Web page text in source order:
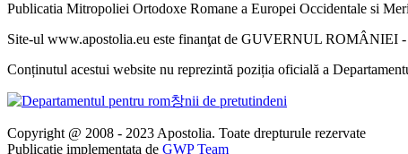
Publicatia Mitropoliei Ortodoxe Romane a Europei Occidentale si
Site-ul www.apostolia.eu este finanţat de GUVERNUL ROMÂNIEI -
Conținutul acestui website nu reprezintă poziția oficială a
Copyright @ 2008 - 2023 Apostolia. Toate drepturule rezervate
Publicatie implementata de GWP Team